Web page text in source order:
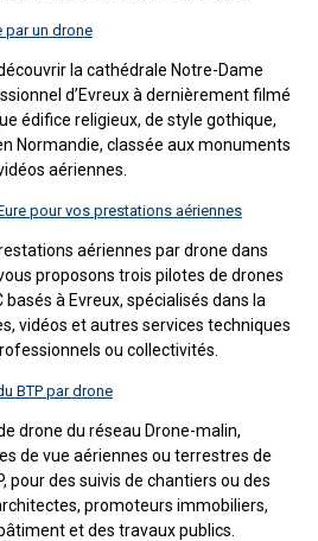
par un drone
la cathédrale Notre-Dame
d’Evreux à dernièrement filmé
édifice religieux, de style gothique,
Normandie, classée aux monuments
aériennes.
pour vos prestations aériennes
aériennes par drone dans
proposons trois pilotes de drones
à Evreux, spécialisés dans la
vidéos et autres services techniques
ou collectivités.
BTP par drone
drone du réseau Drone-malin,
de vue aériennes ou terrestres de
pour des suivis de chantiers ou des
promoteurs immobiliers,
et des travaux publics.